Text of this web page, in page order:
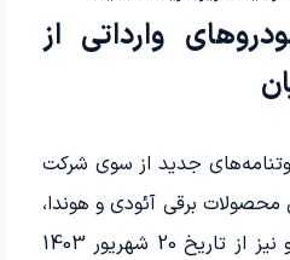
وارداتی از
دعوتنامه‌های جدید از سوی شرکت
برقی آئودی و هوندا،
قیمت نهایی این دو خودرو نیز از تاریخ 20 شهریور 1403